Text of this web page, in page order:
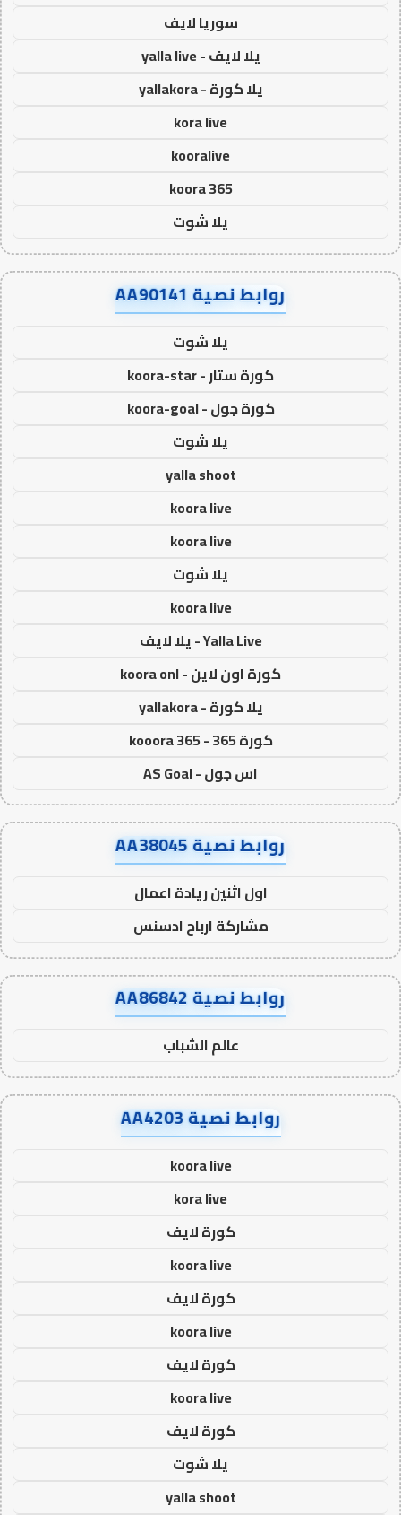
سوريا لايف
يلا لايف - yalla live
يلا كورة - yallakora
kora live
kooralive
koora 365
يلا شوت
روابط نصية AA90141
يلا شوت
كورة ستار - koora-star
كورة جول - koora-goal
يلا شوت
yalla shoot
koora live
koora live
يلا شوت
koora live
Yalla Live - يلا لايف
كورة اون لاين - koora onl
يلا كورة - yallakora
كورة 365 - kooora 365
اس جول - AS Goal
روابط نصية AA38045
اول اثنين ريادة اعمال
مشاركة ارباح ادسنس
روابط نصية AA86842
عالم الشباب
روابط نصية AA4203
koora live
kora live
كورة لايف
koora live
كورة لايف
koora live
كورة لايف
koora live
كورة لايف
يلا شوت
yalla shoot